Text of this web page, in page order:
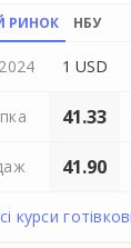
РИНОК НБУ
1 USD
41.33
41.90
курси